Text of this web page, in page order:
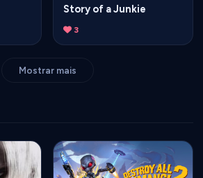
Story of a Junkie
3
Mostrar mais